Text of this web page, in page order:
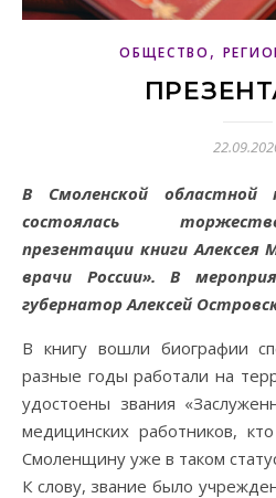
ОБЩЕСТВО ,
В Смоленской областной клинической больнице
состоялась
презентации книги
врачи России». В
губернатор Алексей
В книгу вошли биографии
разные годы работали на
удостоены звания
медицинских работников,
Смоленщину уже в таком
К слову, звание было